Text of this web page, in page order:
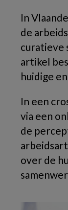
In
de
curatieve
artikel
huidige
In een
via een
de
over de